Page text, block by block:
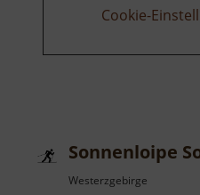
Cookie-
Sonnenloipe
Westerzgebirge